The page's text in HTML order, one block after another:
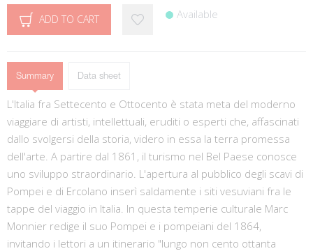
ADD TO CART Available
Summary Data sheet
L'Italia fra Settecento e Ottocento è stata meta del moderno
viaggiare di artisti, intellettuali, eruditi o esperti che, affascinati
dallo svolgersi della storia, videro in essa la terra promessa
dell'arte. A partire dal 1861, il turismo nel Bel Paese conosce
uno sviluppo straordinario. L'apertura al pubblico degli scavi di
Pompei e di Ercolano inserì saldamente i siti vesuviani fra le
tappe del viaggio in Italia. In questa temperie culturale Marc
Monnier redige il suo Pompei e i pompeiani del 1864,
invitando i lettori a un itinerario "lungo non cento ottanta